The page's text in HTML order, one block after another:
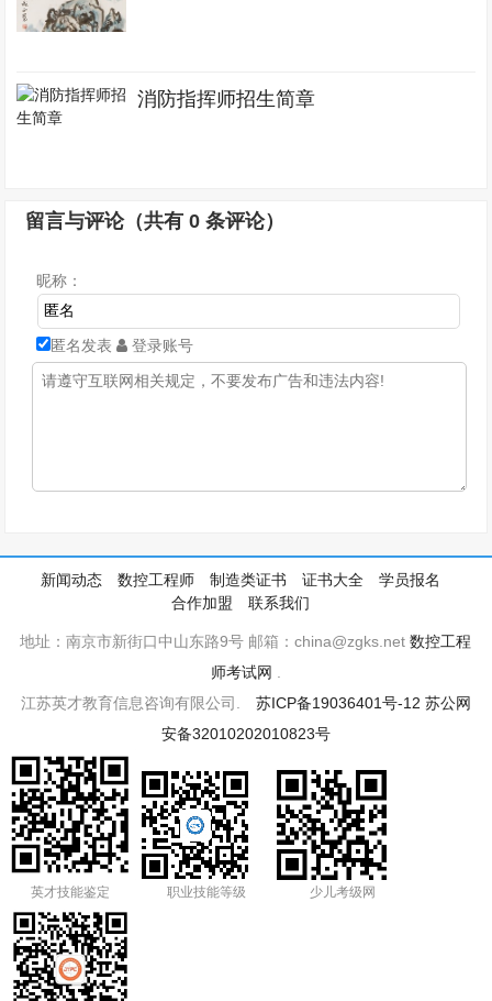
消防指挥师招生简章
留言与评论（共有0 条评论）
昵称：
匿名发表 登录账号
新闻动态 数控工程师 制造类证书 证书大全
学员报名
合作加盟
联系我们
地址：南京市新街口中山东路9号 邮箱：china@zgks.net数控工程
师考试网
江苏英才教育信息咨询有限公司. 苏ICP备19036401号-12 苏公网
安备32010202010823号
英才技能鉴定 职业技能等级 少儿考级网